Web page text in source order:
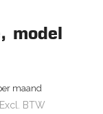
model
maand
Excl. BTW